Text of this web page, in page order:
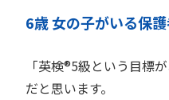
6歳 女の子がいる保
「英検®︎5級という目標
だと思います。